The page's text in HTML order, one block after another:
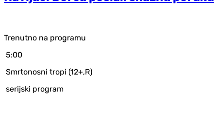
Trenutno na programu
5:00
Smrtonosni tropi (12+,R)
serijski program